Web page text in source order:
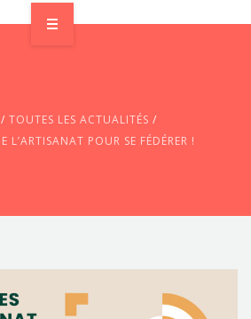
/ TOUTES LES ACTUALITÉS /
L’ARTISANAT POUR SE FÉDÉRER !